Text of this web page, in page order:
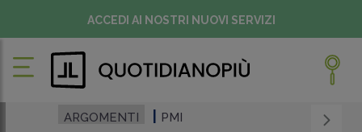
ACCEDI AI NOSTRI NUOVI SERVIZI
ARGOMENTI PMI